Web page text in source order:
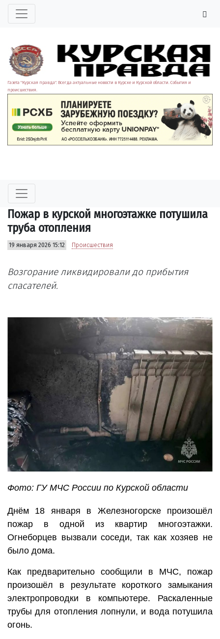
Газета "Курская правда". Всегда актуальные новости в Курске и Курской области. События и
происшествия.
Пожар в курской многоэтажке потушила
труба отопления
19 января 2026 15:12 Происшествия
Возгорание ликвидировали до прибытия
спасателей.
Фото: ГУ МЧС России по Курской области
Днём 18 января в Железногорске произошёл
пожар в одной из квартир многоэтажки.
Огнеборцев вызвали соседи, так как хозяев не
было дома.
Как предварительно сообщили в МЧС, пожар
произошёл в результате короткого замыкания
электропроводки в компьютере. Раскаленные
трубы для отопления лопнули, и вода потушила
огонь.